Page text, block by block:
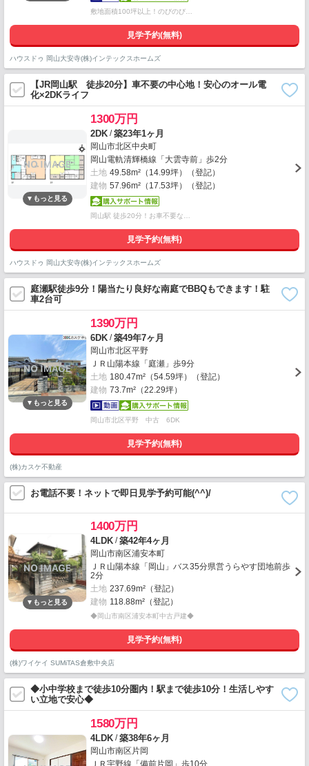
敷地面積100坪以上！のびのび…
見学予約(無料)
ハウスドゥ 岡山大安寺(株)インテックスホームズ
【JR岡山駅 徒歩20分】車不要の中心地！安心のオール電
化×2DKライフ
1300万円
2DK /築23年1ヶ月
岡山市北区中央町
岡山電軌清輝橋線「大雲寺前」歩2分
土地 49.58m²（14.99坪）（登記）
建物 57.96m²（17.53坪）（登記）
岡山駅 徒歩20分！お車不要な…
見学予約(無料)
ハウスドゥ 岡山大安寺(株)インテックスホームズ
庭瀬駅徒歩9分！陽当たり良好な南庭でBBQもできます！駐
車2台可
1390万円
6DK /築49年7ヶ月
岡山市北区平野
ＪＲ山陽本線「庭瀬」歩9分
土地 180.47m²（54.59坪）（登記）
建物 73.7m²（22.29坪）
岡山市北区平野 中古 6DK
見学予約(無料)
(株)カスケ不動産
お電話不要！ネットで即日見学予約可能(^^)/
1400万円
4LDK /築42年4ヶ月
岡山市南区浦安本町
ＪＲ山陽本線「岡山」バス35分県営うらやす団地前歩
2分
土地 237.69m²（登記）
建物 118.88m²（登記）
◆岡山市南区浦安本町中古戸建◆
見学予約(無料)
(株)ワイケイ SUMiTAS倉敷中央店
◆小中学校まで徒歩10分圏内！駅まで徒歩10分！生活しやす
い立地で安心◆
1580万円
4LDK /築38年6ヶ月
岡山市南区片岡